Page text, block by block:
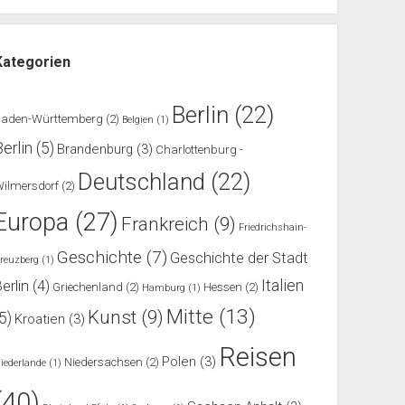
Württemberg (2) Belgien (1) Berlin (22)
(5) Brandenburg (3) Charlottenburg -
(2) Deutschland (22)
(27) Frankreich (9) Friedrichshain-
(1) Geschichte (7) Geschichte der Stadt
(4) Griechenland (2) Hamburg (1) Hessen (2) Italien
Kroatien (3) Kunst (9) Mitte (13)
(1) Niedersachsen (2) Polen (3) Reisen